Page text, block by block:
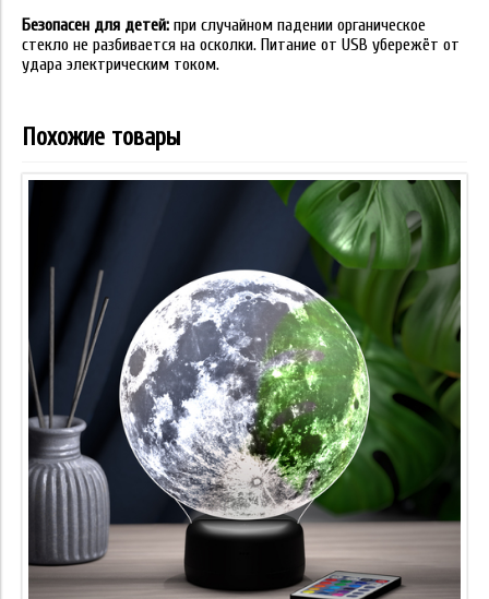
Безопасен для детей: при случайном падении органическое
стекло не разбивается на осколки. Питание от USB убережёт от
удара электрическим током.
Похожие товары